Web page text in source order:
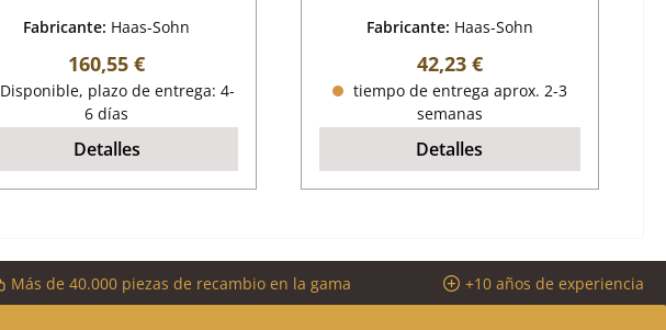
Fabricante: Haas-Sohn
Precio normal:
160,55 €
Disponible, plazo de entrega: 4-
6 días
Detalles
Fabricante: Haas-Sohn
Precio normal:
42,23 €
tiempo de entrega aprox. 2-3
semanas
Detalles
Más de 40.000 piezas de recambio en la gama +10 años de experiencia